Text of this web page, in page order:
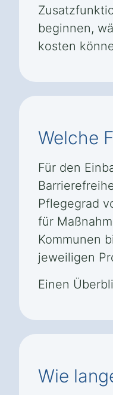
beginnen,
kosten
Welche
Für den
Pflegegrad
für
Kommunen
jeweiligen
Einen
Wie